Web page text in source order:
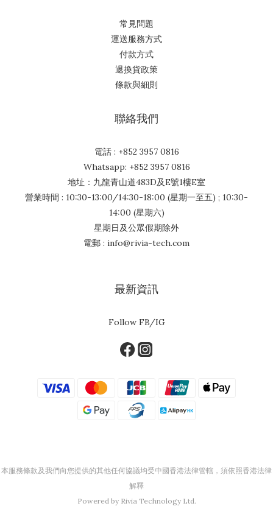
常見問題
運送服務方式
付款方式
退換貨政策
條款與細則
聯絡我們
電話 : +852 3957 0816
Whatsapp: +852 3957 0816
地址：九龍青山道483D及E號1樓E室
營業時間 : 10:30-13:00/14:30-18:00 (星期一至五) ; 10:30-
14:00 (星期六)
星期日及公眾假期除外
電郵 : info@rivia-tech.com
最新資訊
Follow FB/IG
本服務條款及我們向您提供的其他任何協議均受中國香港法律管轄，須依照香港法律
解釋
Powered by Rivia Technology Ltd.